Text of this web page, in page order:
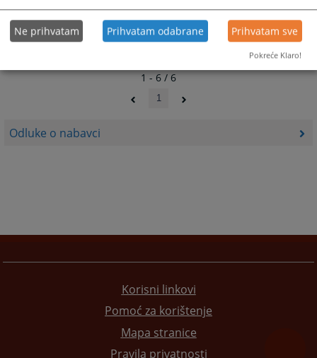
Odluke o nabavci
1 - 6 / 6
1
Korisni linkovi
Pomoć za korištenje
Mapa stranice
Pravila privatnosti
Ne prihvatam Prihvatam odabrane Prihvatam sve
Pokreće Klaro!